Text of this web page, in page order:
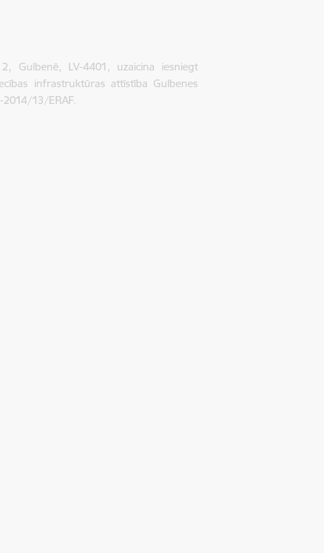
Gulbenē, LV-4401, uzaicina iesniegt
infrastruktūras attīstība Gulbenes
2014/13/ERAF.